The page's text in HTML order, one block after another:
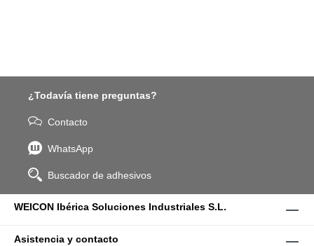
¿Todavía tiene preguntas?
Contacto
WhatsApp
Buscador de adhesivos
WEICON Ibérica Soluciones Industriales S.L.
Asistencia y contacto